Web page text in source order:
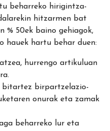
beharreko hirigintza-
hitzarmen bat
% 50ek baino gehiagok,
hauek hartu behar duen:
hurrengo artikuluan
birpartzelazio-
onurak eta zamak
beharreko lur eta